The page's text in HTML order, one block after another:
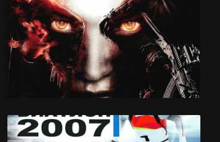
Life is Feudal: Forest Village